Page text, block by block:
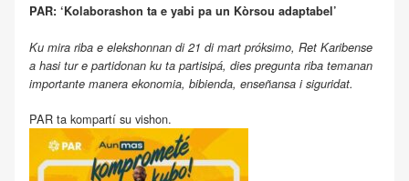
PAR: ‘Kolaborashon ta e yabi pa un Kòrsou adaptabel’
Ku mira riba e elekshonnan di 21 di mart próksimo, Ret Karibense
a hasi tur e partidonan ku ta partisipá, dies pregunta riba temanan
importante manera ekonomia, bibienda, enseñansa i siguridat.
PAR ta kompartí su vishon.